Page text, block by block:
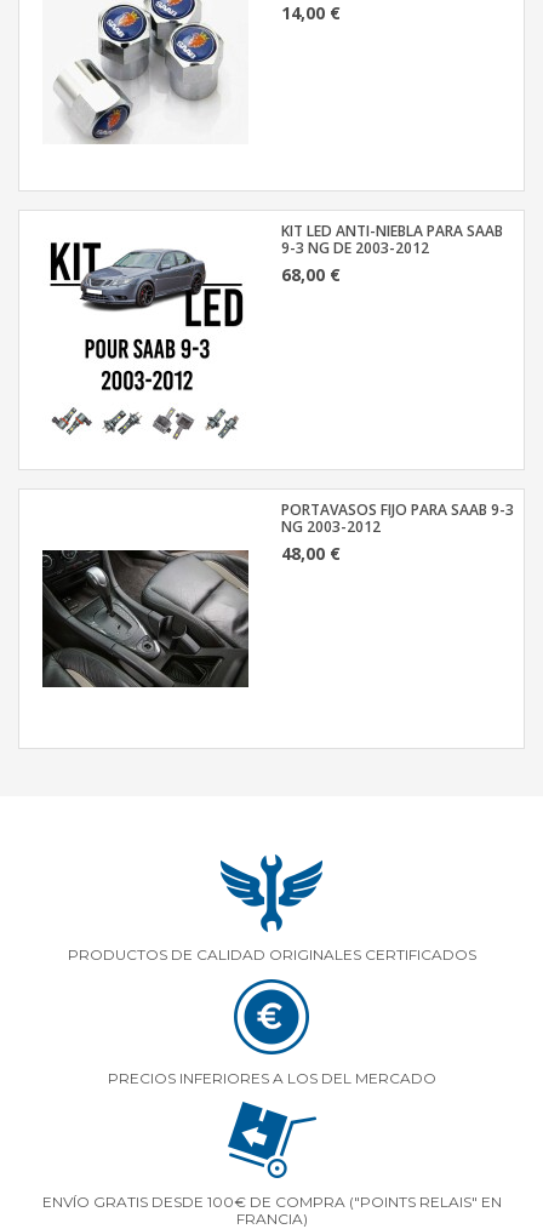
14,00 €
KIT LED ANTI-NIEBLA PARA SAAB
9-3 NG DE 2003-2012
68,00 €
PORTAVASOS FIJO PARA SAAB 9-3
NG 2003-2012
48,00 €
PRODUCTOS DE CALIDAD ORIGINALES CERTIFICADOS
PRECIOS INFERIORES A LOS DEL MERCADO
ENVÍO GRATIS DESDE 100€ DE COMPRA ("POINTS RELAIS" EN
FRANCIA)